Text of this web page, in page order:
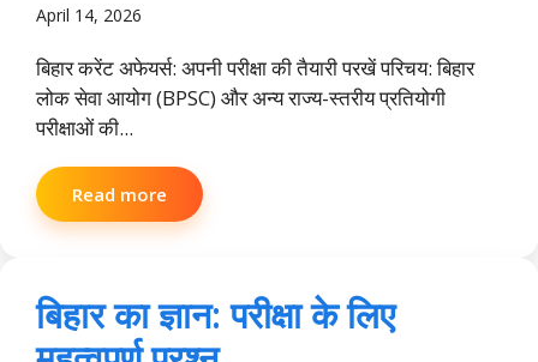
April 14, 2026
बिहार करेंट अफेयर्स: अपनी परीक्षा की तैयारी परखें परिचय: बिहार
लोक सेवा आयोग (BPSC) और अन्य राज्य-स्तरीय प्रतियोगी
परीक्षाओं की...
Read more
बिहार का ज्ञान: परीक्षा के लिए